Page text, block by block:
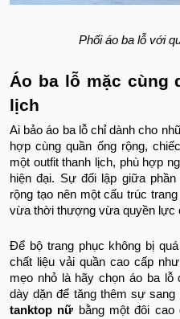
Phối áo ba lỗ với
Áo ba lỗ mặc cùng
lịch
Ai bảo áo ba lỗ chỉ dành cho
hợp cùng quần ống rộng,
một outfit thanh lịch, phù hợp
hiện đại. Sự đối lập giữa
rộng tạo nên một cấu trúc
vừa thời thượng vừa quyền lực
Để bộ trang phục không bị
chất liệu vải quần cao cấp
mẹo nhỏ là hãy chọn áo ba
dày dặn để tăng thêm sự sang
tanktop nữ bằng một đôi